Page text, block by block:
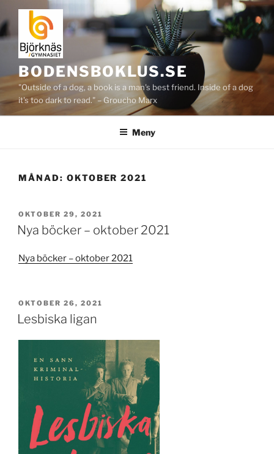
Hoppa
till
innehåll
BODENSBOKLUS.SE
"Outside of a dog, a book is a man's best friend. Inside of a dog
it's too dark to read." – Groucho Marx
Meny
MÅNAD: OKTOBER 2021
PUBLICERAT
OKTOBER 29, 2021
Nya böcker – oktober 2021
Nya böcker – oktober 2021
PUBLICERAT
OKTOBER 26, 2021
Lesbiska ligan